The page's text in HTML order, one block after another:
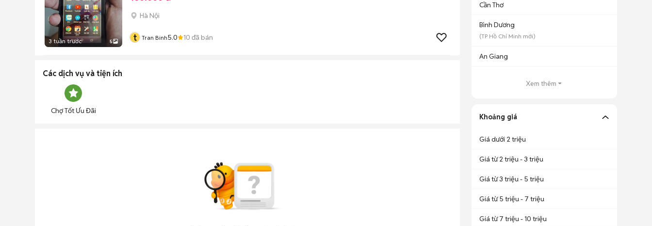
3 tuần trước 5
Hà Nội
t Tran Binh5.0 10 đã bán
Các dịch vụ và tiện ích
Chợ Tốt Ưu Đãi
Cần Thơ
Bình Dương
(TP Hồ Chí Minh mới)
An Giang
Xem thêm
Khoảng giá
Giá dưới 2 triệu
Giá từ 2 triệu - 3 triệu
Giá từ 3 triệu - 5 triệu
Giá từ 5 triệu - 7 triệu
Giá từ 7 triệu - 10 triệu